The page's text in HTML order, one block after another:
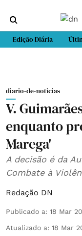
Edição Diária
diario-de-noticias
V.
enquanto
Marega'
A decisão é da
Combate à
Redação DN
Publicado a: 18 Mar
Atualizado a: 18 Mar